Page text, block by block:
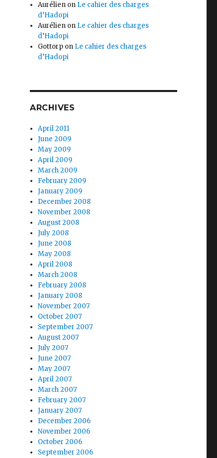
Aurélien on Le cahier des charges
d’Hadopi
Aurélien on Le cahier des charges
d’Hadopi
Gottorp on Le cahier des charges
d’Hadopi
ARCHIVES
April 2011
June 2009
May 2009
April 2009
March 2009
February 2009
January 2009
December 2008
November 2008
August 2008
July 2008
June 2008
May 2008
April 2008
March 2008
February 2008
January 2008
November 2007
October 2007
September 2007
August 2007
July 2007
June 2007
May 2007
April 2007
March 2007
February 2007
January 2007
December 2006
November 2006
October 2006
September 2006